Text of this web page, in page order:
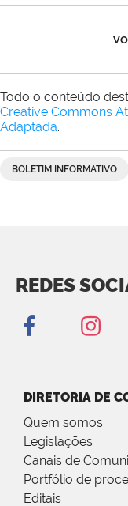
Todo o conteúdo
Creative Commons
Adaptada.
BOLETIM INFORMATIVO
REDES
DIRETORIA DE
Quem somos
Legislações
Canais de
Portfólio de
Editais